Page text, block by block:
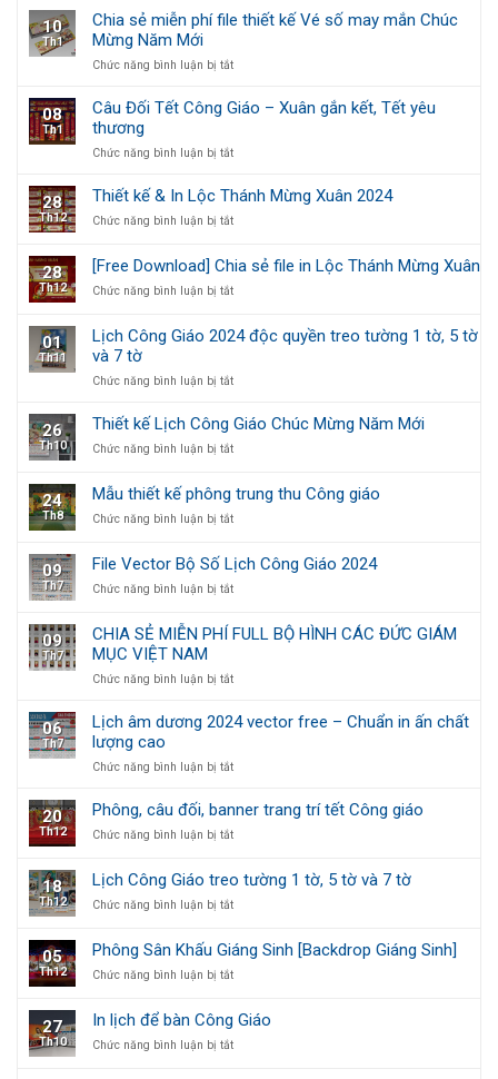
Công
Giáo
VECTOR
BỘ
LỊCH
DƯƠNG
2025
10
Th1
Chia sẻ miễn phí file thiết kế Vé số may mắn Chúc
Mừng Năm Mới
Chức năng bình luận bị tắtở
sẻ
miễn
file
kế
Vé
số
mắn
Mừng
Mới
08
Th1
Câu Đối Tết Công Giáo – Xuân gắn kết, Tết yêu
thương
Chức năng bình luận bị tắtở
Đối
Tết
Công
–
Xuân
gắn
Tết
28
Th12
Thiết kế & In Lộc Thánh Mừng Xuân 2024
Chức năng bình luận bị tắtở
&
In
Thánh
Mừng
2024
28
Th12
[Free Download] Chia sẻ file in Lộc Thánh Mừng Xuân
Chức năng bình luận bị tắtở
Download]
Chia
file
Lộc
Thánh
Mừng
01
Th11
Lịch Công Giáo 2024 độc quyền treo tường 1 tờ, 5 tờ
và 7 tờ
Chức năng bình luận bị tắtở
Công
Giáo
2024
quyền
treo
tường
tờ,
5
tờ
7
26
Th10
Thiết kế Lịch Công Giáo Chúc Mừng Năm Mới
Chức năng bình luận bị tắtở
Lịch
Công
Chúc
Mừng
Năm
24
Th8
Mẫu thiết kế phông trung thu Công giáo
Chức năng bình luận bị tắtở
kế
phông
thu
Công
09
Th7
File Vector Bộ Số Lịch Công Giáo 2024
Chức năng bình luận bị tắtở
Bộ
Lịch
Giáo
2024
09
Th7
CHIA SẺ MIỄN PHÍ FULL BỘ HÌNH CÁC ĐỨC GIÁM
MỤC VIỆT NAM
Chức năng bình luận bị tắtở
SẺ
MIỄN
FULL
CÁC
ĐỨC
MỤC
VIỆT
NAM
06
Th7
Lịch âm dương 2024 vector free – Chuẩn in ấn chất
lượng cao
Chức năng bình luận bị tắtở
dương
2024
free
–
Chuẩn
ấn
chất
lượng
20
Th12
Phông, câu đối, banner trang trí tết Công giáo
Chức năng bình luận bị tắtở
đối,
banner
trí
tết
Công
18
Th12
Lịch Công Giáo treo tường 1 tờ, 5 tờ và 7 tờ
Chức năng bình luận bị tắtở
Giáo
treo
tờ,
5
05
Th12
Phông Sân Khấu Giáng Sinh [Backdrop Giáng Sinh]
Chức năng bình luận bị tắtở
Khấu
Giáng
27
Th10
In lịch để bàn Công Giáo
Chức năng bình luận bị tắtở